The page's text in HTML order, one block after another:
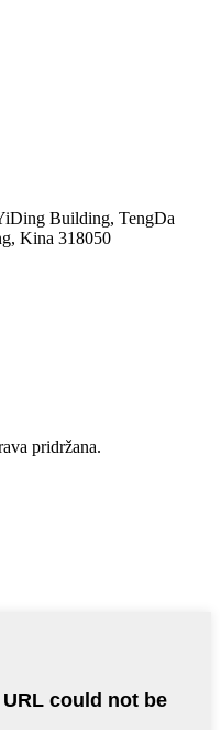
Building, TengDa
Kina 318050
pridržana.